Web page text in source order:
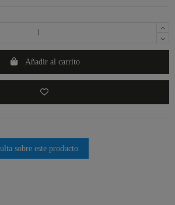
Añadir al carrito
sobre este producto